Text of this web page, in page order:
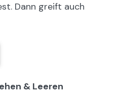
Dann greift auch
& Leeren